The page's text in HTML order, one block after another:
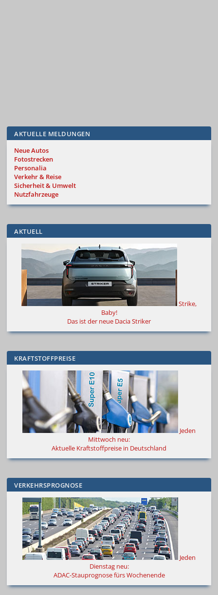
AKTUELLE MELDUNGEN
Neue Autos
Fotostrecken
Personalia
Verkehr & Reise
Sicherheit & Umwelt
Nutzfahrzeuge
AKTUELL
Strike,
Baby!
Das ist der neue Dacia Striker
KRAFTSTOFFPREISE
Jeden
Mittwoch neu:
Aktuelle Kraftstoffpreise in Deutschland
VERKEHRSPROGNOSE
Jeden
Dienstag neu:
ADAC-Stauprognose fürs Wochenende